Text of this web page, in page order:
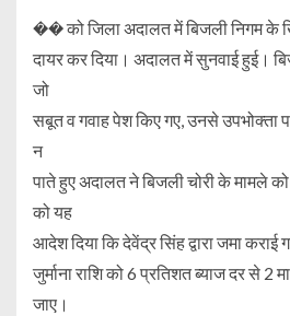
�� को जिला अदालत में बिजली निगम के
दायर कर दिया। अदालत में सुनवाई हुई।
जो
सबूत व गवाह पेश किए गए, उनसे उपभोक्ता
न
पाते हुए अदालत ने बिजली चोरी के मामले
को यह
आदेश दिया कि देवेंद्र सिंह द्वारा जमा
जुर्माना राशि को 6 प्रतिशत ब्याज दर से 2
जाए।